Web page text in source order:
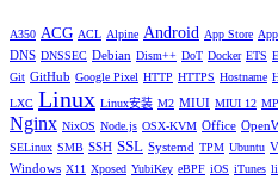
A350 ACG ACL Alpine Android App Store
DNS DNSSEC Debian Dism++ DoT Docker ETS
Git GitHub Google Pixel HTTP HTTPS Hostname
LXC Linux Linux安装 M2 MIUI MIUI 12
Nginx NixOS Node.js OSX-KVM Office
SELinux SMB SSH SSL Systemd TPM Ubuntu
Windows X11 Xposed YubiKey eBPF iOS iTunes